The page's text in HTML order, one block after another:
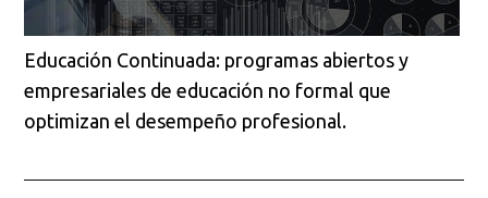
Educación Continuada: programas abiertos y
empresariales de educación no formal que
optimizan el desempeño profesional.